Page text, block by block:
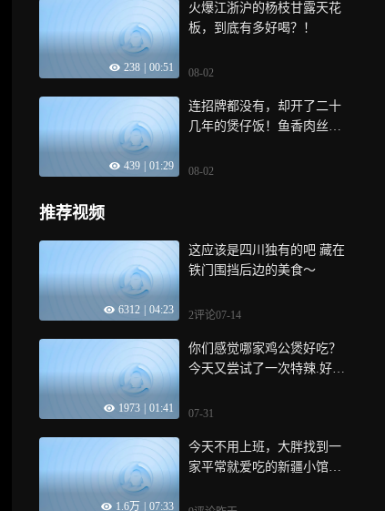
238 00:51
火爆江浙沪的杨枝甘露天花
板，到底有多好喝？！
08-02
439 01:29
连招牌都没有，却开了二十
几年的煲仔饭！鱼香肉丝拼
08-02
推荐视频
6312 04:23
这应该是四川独有的吧 藏在
铁门围挡后边的美食～
2评论07-14
1973 01:41
你们感觉哪家鸡公煲好吃？
今天又尝试了一次特辣.好过
07-31
1.6万 07:33
今天不用上班，大胖找到一
家平常就爱吃的新疆小馆狠